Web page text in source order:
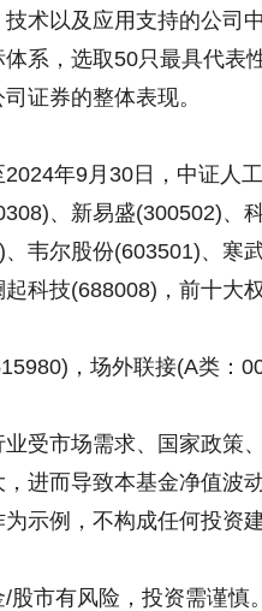
术以及应用支持的公司
系，选取50只最具代表
证券的整体表现。
年9月30日，中证人
、新易盛(300502)、
韦尔股份(603501)、寒
科技(688008)，前十大
，场外联接(A类：
受市场需求、国家政策
进而导致本基金净值波
示例，不构成任何投资建
/股市有风险，投资需谨